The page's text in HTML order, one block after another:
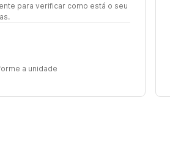
para verificar como está o seu
a unidade